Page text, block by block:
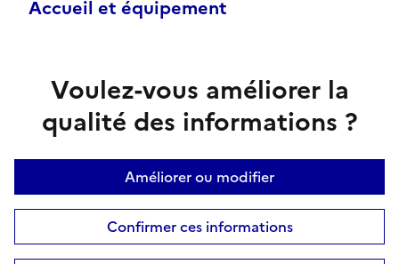
Accueil et équipement
Voulez-vous améliorer la
qualité des informations ?
Améliorer ou modifier
Confirmer ces informations